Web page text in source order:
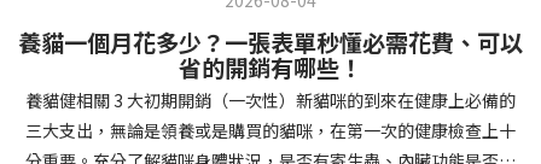
多步驟動作等。使用延遲獎勵技巧，讓幼犬學會即使沒有立即獎勵
也能保持良好行為。引入不同環境中的訓練，如公園、寵物店等，
幫助幼犬在各種情境下都能聽從指令。維持良好習慣 成功的訓練不
是一次性的，而是需要持續維護。即使幼犬已經掌握所有技能，也
要定期複習，防止行為退化。將訓練融入日常生活，如出門前的
的貓咪，如拉肚子超過2-3天，建議直接尋求獸醫師協助。並記得提
供觀察紀錄給予獸醫師進行專業判斷。貓咪拉肚子但精神很好？如
果飼主有發現貓咪拉肚子的情形，但貓咪的精神很好。有可能與飲
食方便相關，回想是否進食新的食物，或是正進行飼料更換的過
抓癢或舔舐特定部位，同時伴隨掉毛，很可能是過敏在作怪呢！貓
咪掉毛原因3. 營養不足貓咪的毛髮健康與營養息息相關！當貓咪飲
食中缺乏必要的蛋白質、脂肪酸（尤其是Omega-3和Omega-
6）、維生素或礦物質時，毛髮就會變得乾燥、脆弱，容易斷裂脫
落。長期餵食低品質或不均衡的貓糧，可能使貓咪營養不良，進而
養貓一個月花多少？一張表單秒懂必需花費、可以
省的開銷有哪些！
養貓健相關 3 大初期開銷（一次性）新貓咪的到來在健康上必備的
三大支出，無論是領養或是購買的貓咪，在第一次的健康檢查上十